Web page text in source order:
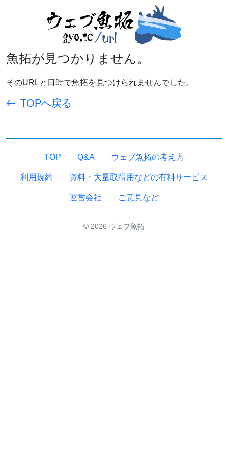
魚拓が見つかりません。
そのURLと日時で魚拓を見つけられませんでした。
TOPへ戻る
TOP Q&A ウェブ魚拓の考え方
利用規約 資料・大量取得用などの有料サービス
運営会社 ご意見など
© 2026 ウェブ魚拓